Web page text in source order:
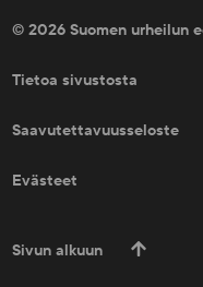
© 2026 Suomen urheilun
Tietoa sivustosta
Saavutettavuusseloste
Evästeet
Sivun alkuun